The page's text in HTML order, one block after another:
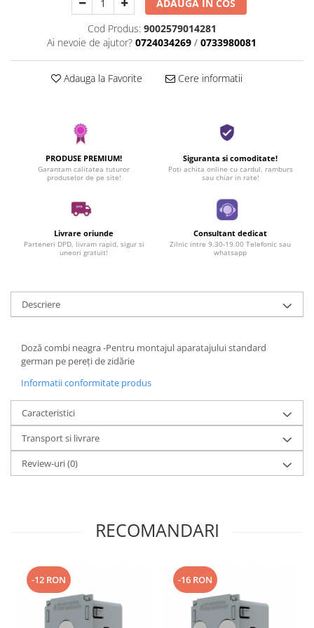
ADAUGA IN COS
Cod Produs: 9002579014281
Ai nevoie de ajutor? 0724034269 / 0733980081
Adauga la Favorite Cere informatii
PRODUSE PREMIUM!
Garantam calitatea tuturor
produselor de pe site!
Siguranta si comoditate!
Poti achita online cu cardul, ramburs
sau chiar in rate!
Livrare oriunde
Parteneri DPD, livram rapid, sigur si
uneori gratuit!
Consultant dedicat
Zilnic intre 9.30-19.00 Telefonic sau
whatsapp
Descriere
Doză combi neagra -Pentru montajul aparatajului standard
german pe pereți de zidărie
Informatii conformitate produs
Caracteristici
Transport si livrare
Review-uri(0)
RECOMANDARI
-12 RON -16 RON